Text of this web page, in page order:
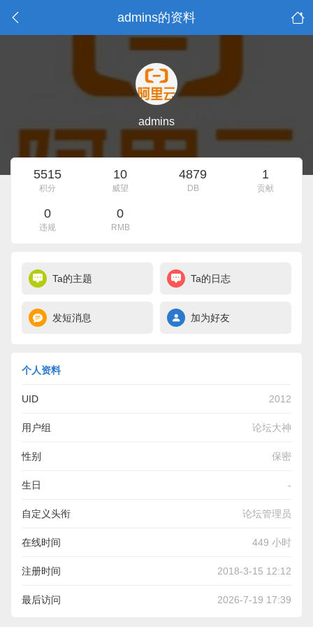
admins的资料
admins
5515
积分
10
威望
4879
DB
1
贡献
0
违规
0
RMB
Ta的主题 Ta的日志
发短消息 加为好友
个人资料
UID 2012
用户组 论坛大神
性别 保密
生日 -
自定义头衔 论坛管理员
在线时间 449 小时
注册时间 2018-3-15 12:12
最后访问 2026-7-19 17:39